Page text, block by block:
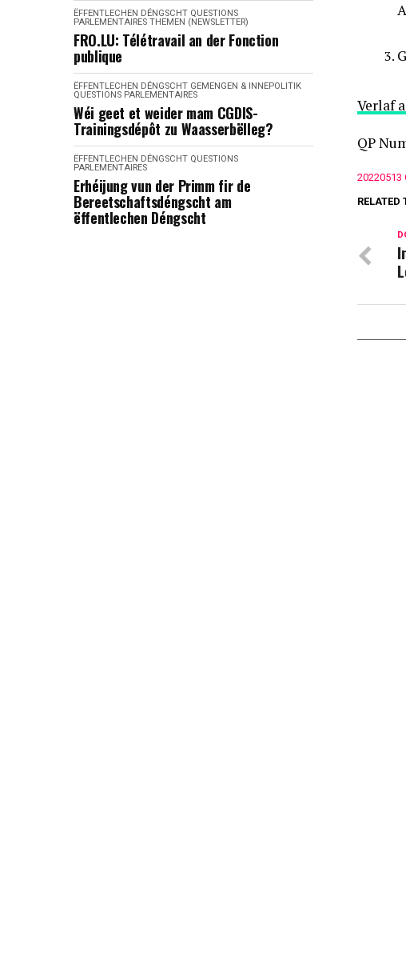
ËFFENTLECHEN DÉNGSCHT QUESTIONS
PARLEMENTAIRES THEMEN (NEWSLETTER)
FRO.LU: Télétravail an der Fonction
publique
ËFFENTLECHEN DÉNGSCHT GEMENGEN & INNEPOLITIK
QUESTIONS PARLEMENTAIRES
Wéi geet et weider mam CGDIS-
Trainingsdépôt zu Waasserbëlleg?
ËFFENTLECHEN DÉNGSCHT QUESTIONS
PARLEMENTAIRES
Erhéijung vun der Primm fir de
Bereetschaftsdéngscht am
ëffentlechen Déngscht
Verlaf
QP
20220513
RELATED